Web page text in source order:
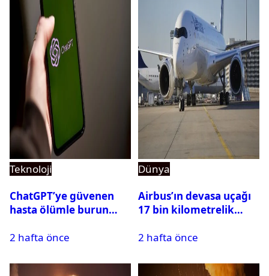
Teknoloji
ChatGPT’ye güvenen
hasta ölümle burun
davalık oldu
2 hafta önce
Dünya
Airbus’ın devasa uçağı
17 bin kilometrelik
tamamladı
2 hafta önce